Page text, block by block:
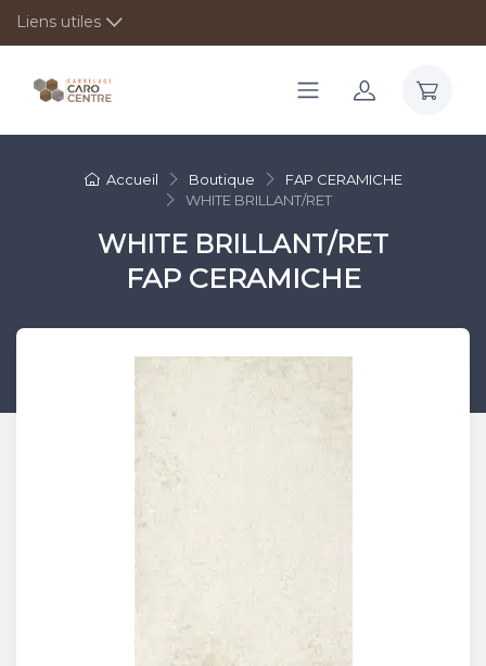
Liens utiles
Accueil Boutique
FAP CERAMICHE
WHITE BRILLANT/RET
WHITE BRILLANT/RET
FAP CERAMICHE